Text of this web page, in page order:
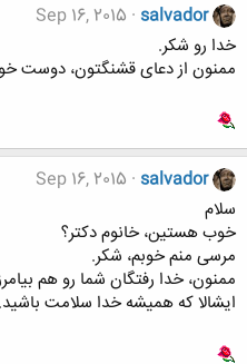
salvador
Sep 16, 2015
خدا رو شکر.
ممنون از دعای قشنگتون، دوست
salvador
Sep 16, 2015
سلام
خوب هستین، خانوم دکتر؟
مرسی منم خوبم، شکر.
ممنون، خدا رفتگان شما رو هم
ایشالا که همیشه خدا سلامت باشید.